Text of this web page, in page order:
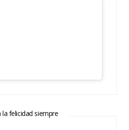
la felicidad siempre